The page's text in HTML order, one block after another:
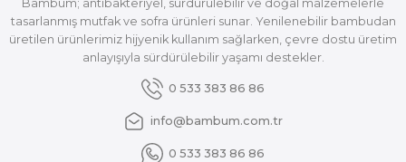
Bambum; antibakteriyel, sürdürülebilir ve doğal malzemelerle
tasarlanmış mutfak ve sofra ürünleri sunar. Yenilenebilir bambudan
üretilen ürünlerimiz hijyenik kullanım sağlarken, çevre dostu üretim
anlayışıyla sürdürülebilir yaşamı destekler.
0 533 383 86 86
info@bambum.com.tr
0 533 383 86 86